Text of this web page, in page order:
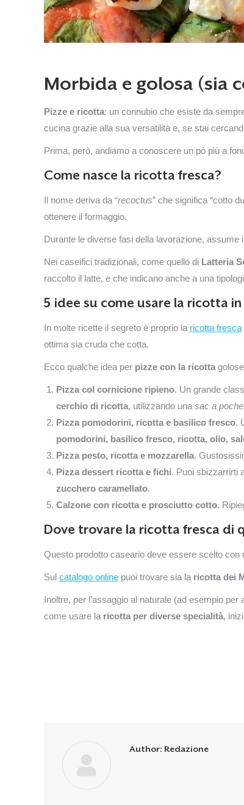
Morbida e golosa (sia
Pizze e ricotta: un connubio che esiste da
cucina grazie alla sua versatilità e, se stai
Prima, però, andiamo a conoscere un pò più a
Come nasce la ricotta fresca?
Il nome deriva da “recoctus” che significa “cotto
ottenere il formaggio.
Durante le diverse fasi della lavorazione, assume
Nei caseifici tradizionali, come quello di Latteria
raccolto il latte, e che indicano anche a una
5 idee su come usare la ricotta in
In molte ricette il segreto è proprio la ricotta fresca
ottima sia cruda che cotta.
Ecco qualche idea per pizze con la ricotta
Pizza col cornicione ripieno. Un grande
cerchio di ricotta, utilizzando una sac a
Pizza pomodorini, ricotta e basilico fresco.
pomodorini, basilico fresco, ricotta, olio,
Pizza pesto, ricotta e mozzarella.
Pizza dessert ricotta e fichi. Puoi sbizzarrirti
zucchero caramellato.
Calzone con ricotta e prosciutto cotto.
Dove trovare la ricotta fresca di
Questo prodotto caseario deve essere scelto con
Sul catalogo online puoi trovare sia la ricotta dei
Inoltre, per l’assaggio al naturale (ad esempio
come usare la ricotta per diverse specialità,
Author: Redazione